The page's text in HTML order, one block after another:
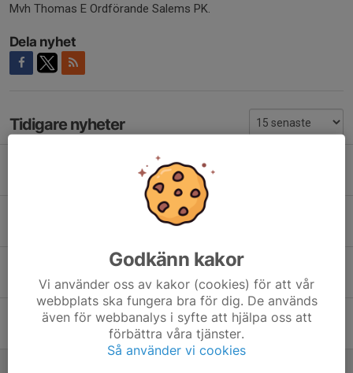
Mvh Thomas E Ordförande Salems PK.
Dela nyhet
Tidigare nyheter
SM GULD 2026 Precision Damer, Maja!
1
Distriktsmästare Sportpistol individuellt & lag
Milsnabbträning, SM-funktionär 22,23juni
5 jun, 14:46 0
Christian på väg mot EM 25/50 m i Osijek
8 maj, 07:58 1
Godkänn kakor
Vi använder oss av kakor (cookies) för att vår
webbplats ska fungera bra för dig. De används
även för webbanalys i syfte att hjälpa oss att
förbättra våra tjänster.
Så använder vi cookies